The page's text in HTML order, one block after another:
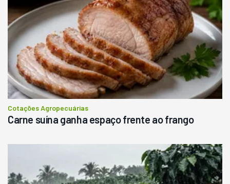
Cotações Agropecuárias
Carne suína ganha espaço frente ao frango